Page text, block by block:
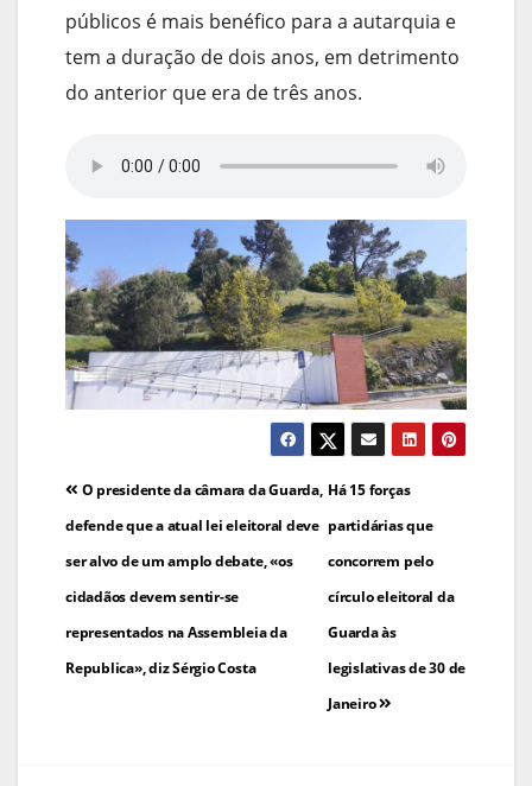
públicos é mais benéfico para a autarquia e
tem a duração de dois anos, em detrimento
do anterior que era de três anos.
Navegação
de
artigos
Há 15 forças
partidárias que
concorrem pelo
círculo eleitoral da
Guarda às
legislativas de 30 de
Janeiro
O presidente da câmara da Guarda,
defende que a atual lei eleitoral deve
ser alvo de um amplo debate, «os
cidadãos devem sentir-se
representados na Assembleia da
Republica», diz Sérgio Costa